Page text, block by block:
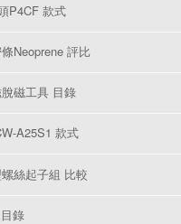
P4CF 款式
Neoprene 評比
磁工具 目錄
A25S1 款式
絲起子組 比較
錄